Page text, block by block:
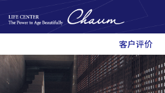
客户评价